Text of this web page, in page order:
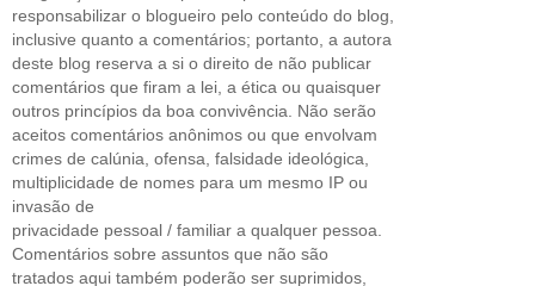
responsabilizar o blogueiro pelo conteúdo do blog,
inclusive quanto a comentários; portanto, a autora
deste blog reserva a si o direito de não publicar
comentários que firam a lei, a ética ou quaisquer
outros princípios da boa convivência. Não serão
aceitos comentários anônimos ou que envolvam
crimes de calúnia, ofensa, falsidade ideológica,
multiplicidade de nomes para um mesmo IP ou
invasão de
privacidade pessoal / familiar a qualquer pessoa.
Comentários sobre assuntos que não são
tratados aqui também poderão ser suprimidos,